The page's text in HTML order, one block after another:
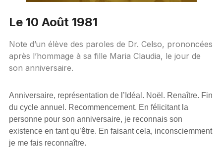
Le 10 Août 1981
Note d’un élève des paroles de Dr. Celso, prononcées
après l’hommage à sa fille Maria Claudia, le jour de
son anniversaire.
Anniversaire, représentation de l’Idéal. Noël. Renaître. Fin
du cycle annuel. Recommencement. En félicitant la
personne pour son anniversaire, je reconnais son
existence en tant qu’être. En faisant cela, inconsciemment
je me fais reconnaître.